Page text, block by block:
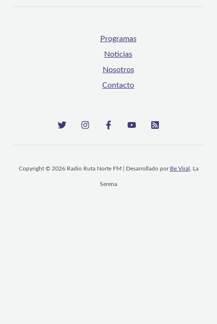
Programas
Noticias
Nosotros
Contacto
Copyright © 2026 Radio Ruta Norte FM | Desarrollado por Be Viral , La
Serena